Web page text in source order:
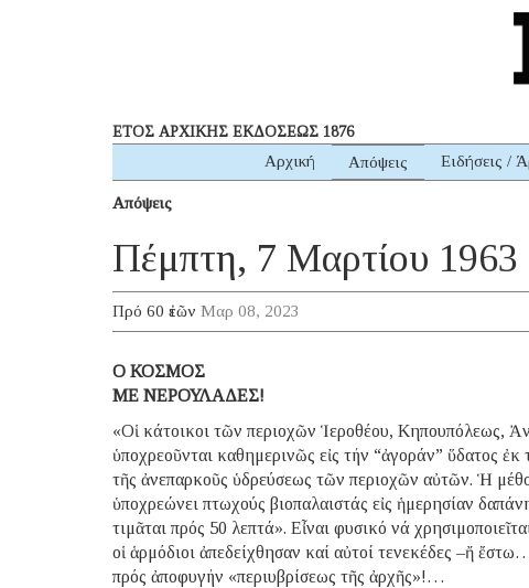
ΕΤΟΣ ΑΡΧΙΚΗΣ ΕΚΔΟΣΕΩΣ 1876
Αρχική Απόψεις Ειδήσεις /
Απόψεις
Πέμπτη, 7 Μαρτίου 1963
Πρό 60 ἐτῶν Μαρ 08, 2023
Ο ΚΟΣΜΟΣ
ΜΕ ΝΕΡΟΥΛΑΔΕΣ!
«Οἱ κάτοικοι τῶν περιοχῶν Ἱεροθέου, Κηπουπόλεως,
ὑποχρεοῦνται καθημερινῶς εἰς τήν “ἀγοράν” ὕδατος
τῆς ἀνεπαρκοῦς ὑδρεύσεως τῶν περιοχῶν αὐτῶν. Ἡ
ὑποχρεώνει πτωχούς βιοπαλαιστάς εἰς ἡμερησίαν
τιμᾶται πρός 50 λεπτά». Εἶναι φυσικό νά
οἱ ἁρμόδιοι ἀπεδείχθησαν καί αὐτοί τενεκέδες –ἤ
πρός ἀποφυγήν «περιυβρίσεως τῆς ἀρχῆς»!…